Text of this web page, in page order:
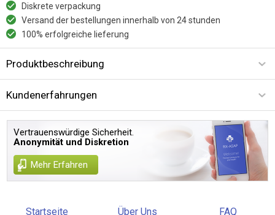
Diskrete verpackung
Versand der bestellungen innerhalb von 24 stunden
100% erfolgreiche lieferung
Produktbeschreibung
Kundenerfahrungen
Vertrauenswürdige Sicherheit.
Anonymität und Diskretion
Mehr Erfahren
Startseite Über Uns FAQ